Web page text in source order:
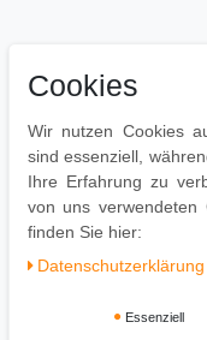
Cookies
Wir nutzen Cookies
sind essenziell,
Ihre Erfahrung zu
von uns
finden Sie hier:
Daten­schutz­erklärung
Essenziell